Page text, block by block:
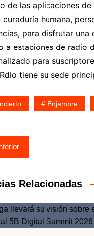
de las aplicaciones
curaduría humana,
para disfrutar una
a estaciones de radio
para
tiene su sede
Enjambre
Relacionadas